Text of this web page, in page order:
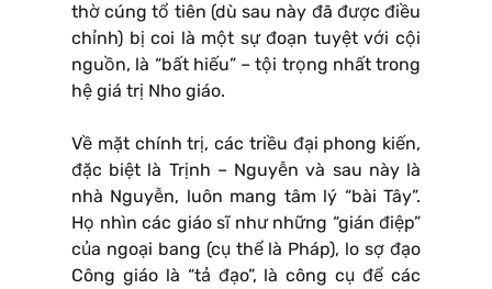
thờ cúng tổ tiên (dù sau này đã được điều
chỉnh) bị coi là một sự đoạn tuyệt với cội
nguồn, là “bất hiếu” – tội trọng nhất trong
hệ giá trị Nho giáo.
Về mặt chính trị, các triều đại phong kiến,
đặc biệt là Trịnh – Nguyễn và sau này là
nhà Nguyễn, luôn mang tâm lý “bài Tây”.
Họ nhìn các giáo sĩ như những “gián điệp”
của ngoại bang (cụ thể là Pháp), lo sợ đạo
Công giáo là “tả đạo”, là công cụ để các